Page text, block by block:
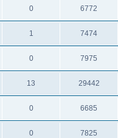
0 6772
1 7474
0 7975
13 29442
0 6685
0 7825